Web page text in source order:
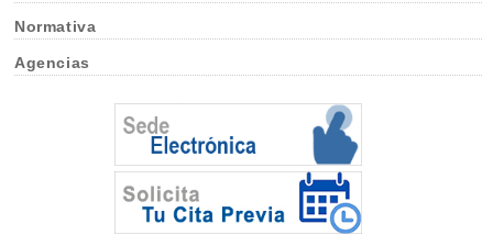
Normativa
Agencias